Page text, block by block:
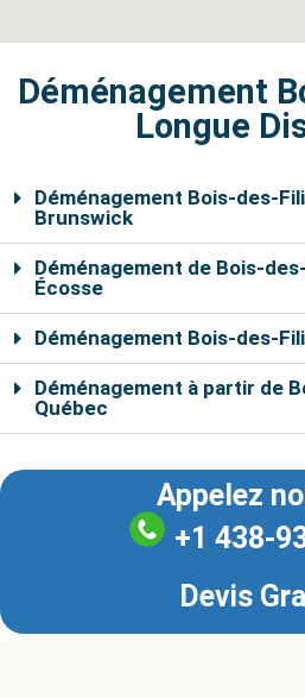
Déménagement
Longue
Déménagement Bois-des-
Brunswick
Déménagement de Bois-
Écosse
Déménagement Bois-des-
Déménagement à partir de
Québec
Appelez
+1 438-
Devis